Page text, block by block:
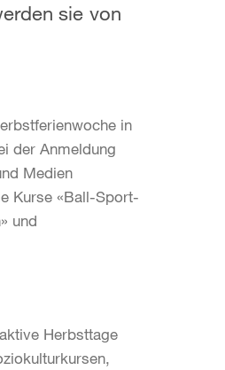
sie von
in
der Anmeldung
Medien
Kurse «Ball-Sport-
und
Herbsttage